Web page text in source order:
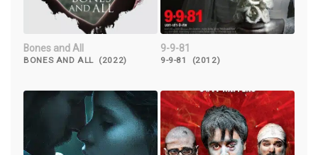
Bones and All
BONES AND ALL (2022)
9-9-81
9-9-81 (2012)